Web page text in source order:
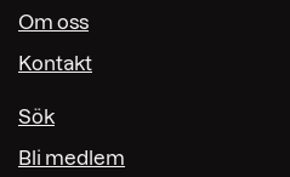
Om oss
Kontakt
Sök
Bli medlem